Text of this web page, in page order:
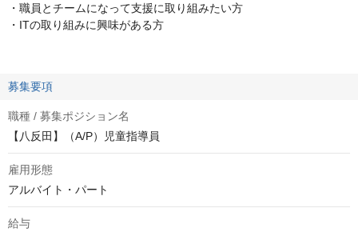
・職員とチームになって支援に取り組みたい方
・ITの取り組みに興味がある方
募集要項
職種 / 募集ポジション名
【八反田】（A/P）児童指導員
雇用形態
アルバイト・パート
給与